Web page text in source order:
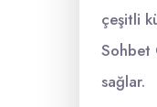
çeşitli
Sohbet
sağlar.